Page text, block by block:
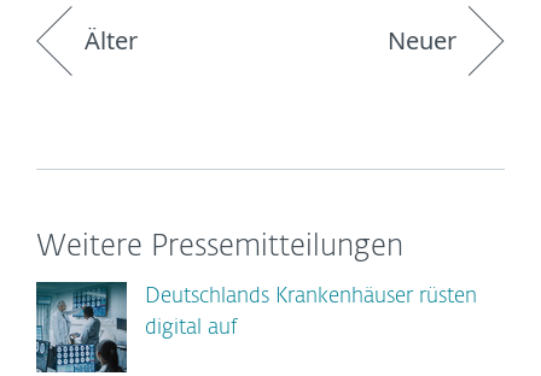
Älter Neuer
Weitere Pressemitteilungen
Deutschlands Krankenhäuser rüsten
digital auf